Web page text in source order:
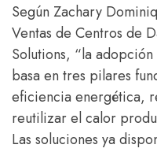
Según Zachary
Ventas de Centros de
Solutions, “la
basa en tres pilares
eficiencia energética,
reutilizar el calor
Las soluciones ya